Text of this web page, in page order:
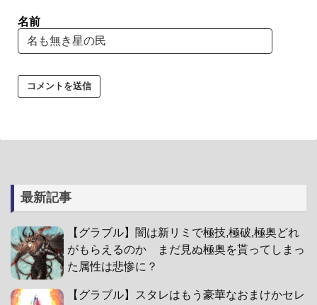
名前
最新記事
【グラブル】闇は新リミで極技,極破,極奥どれ
がもらえるのか まだ見ぬ極奥を貰ってしまっ
た属性は悲惨に？
【グラブル】スタレはもう豪華なおまけかセレ